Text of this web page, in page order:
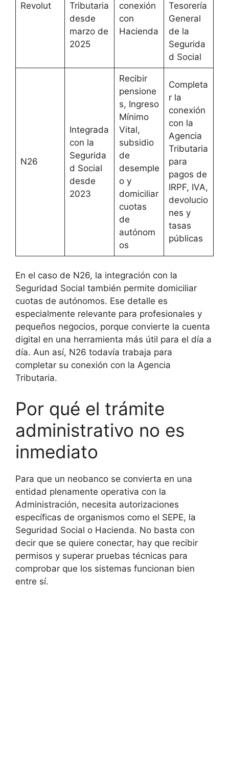
Revolut
Tributaria
desde
marzo de
2025
conexión
con
Hacienda
Tesorería
General
de la
Segurida
d Social
N26
Integrada
con la
Segurida
d Social
desde
2023
Recibir
pensione
s, Ingreso
Mínimo
Vital,
subsidio
de
desemple
o y
domiciliar
cuotas
de
autónom
os
Completa
r la
conexión
con la
Agencia
Tributaria
para
pagos de
IRPF, IVA,
devolucio
nes y
tasas
públicas
En el caso de N26, la integración con la
Seguridad Social también permite domiciliar
cuotas de autónomos. Ese detalle es
especialmente relevante para profesionales y
pequeños negocios, porque convierte la cuenta
digital en una herramienta más útil para el día a
día. Aun así, N26 todavía trabaja para
completar su conexión con la Agencia
Tributaria.
Por qué el trámite
administrativo no es
inmediato
Para que un neobanco se convierta en una
entidad plenamente operativa con la
Administración, necesita autorizaciones
específicas de organismos como el SEPE, la
Seguridad Social o Hacienda. No basta con
decir que se quiere conectar, hay que recibir
permisos y superar pruebas técnicas para
comprobar que los sistemas funcionan bien
entre sí.